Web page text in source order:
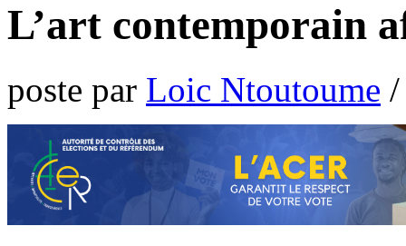
L’art contemporain
poste par Loic Ntoutoume